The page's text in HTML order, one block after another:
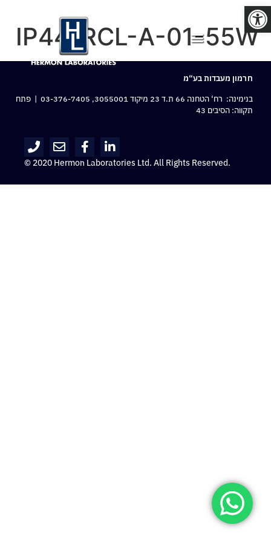
פתח סרגל נגישות
IP44-RCL-A-01-55W
חרמון מעבדות בע“מ
בנימינה: רח‘ הטחנה 66 ת.ד 23 מיקוד 3055001,
03-376-7405 | פתח
תקווה: הסיבים 43
© 2020 Hermon Laboratories Ltd. All Rights Reserved.